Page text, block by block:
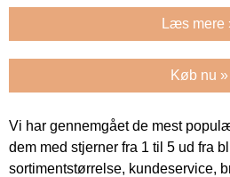
Læs mere
Køb nu »
Vi har gennemgået de mest
dem med stjerner fra 1 til 5 ud fra
sortimentstørrelse, kundeservice,